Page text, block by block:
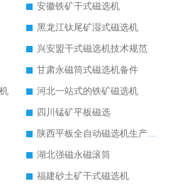
安徽铁矿干式磁选机
黑龙江钛尾矿湿式磁选机
兴安盟干式磁选机技术规范
甘肃永磁筒式磁选机备件
河北一站式的铁矿磁选机
四川锰矿平板磁选
陕西平板全自动磁选机生产厂家
湖北强磁永磁滚筒
福建砂土矿干式磁选机